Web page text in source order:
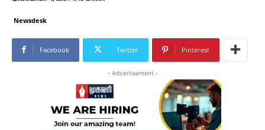
Newsdesk
Facebook Twitter Pinterest
- Advertisement -